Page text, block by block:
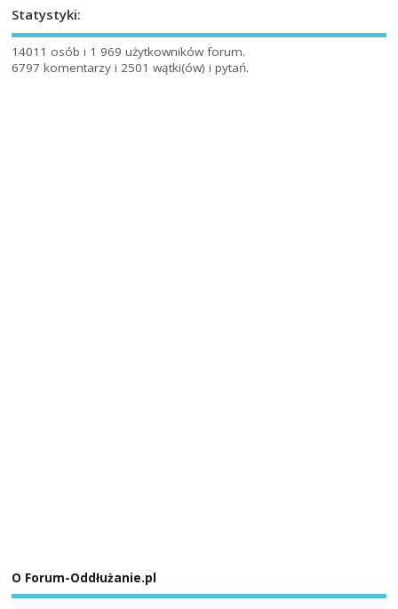
Statystyki:
14011 osób i 1 969 użytkowników forum.
6797 komentarzy i 2501 wątki(ów) i pytań.
O Forum-Oddłużanie.pl